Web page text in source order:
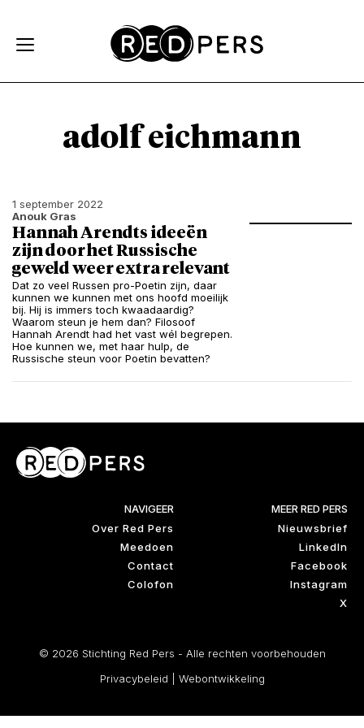
adolf eichmann
1 september 2022
Anouk Gras
Hannah Arendts ideeën
zijn door het Russische
geweld weer extra relevant
Dat zo veel Russen pro-Poetin zijn, daar
kunnen we kunnen met ons hoofd moeilijk
bij. Hij is immers toch kwaadaardig?
Waarom steun je hem dan? Filosoof
Hannah Arendt had het vast wél begrepen.
Hoe kunnen we, met haar hulp, de
Russische steun voor Poetin bevatten?
NAVIGEER
Over Red Pers
Meedoen
Contact
Colofon
MEER RED PERS
Nieuwsbrief
LinkedIn
Facebook
Instagram
X
© 2026 Stichting Red Pers - Alle rechten voorbehouden
Privacybeleid
Webontwikkeling